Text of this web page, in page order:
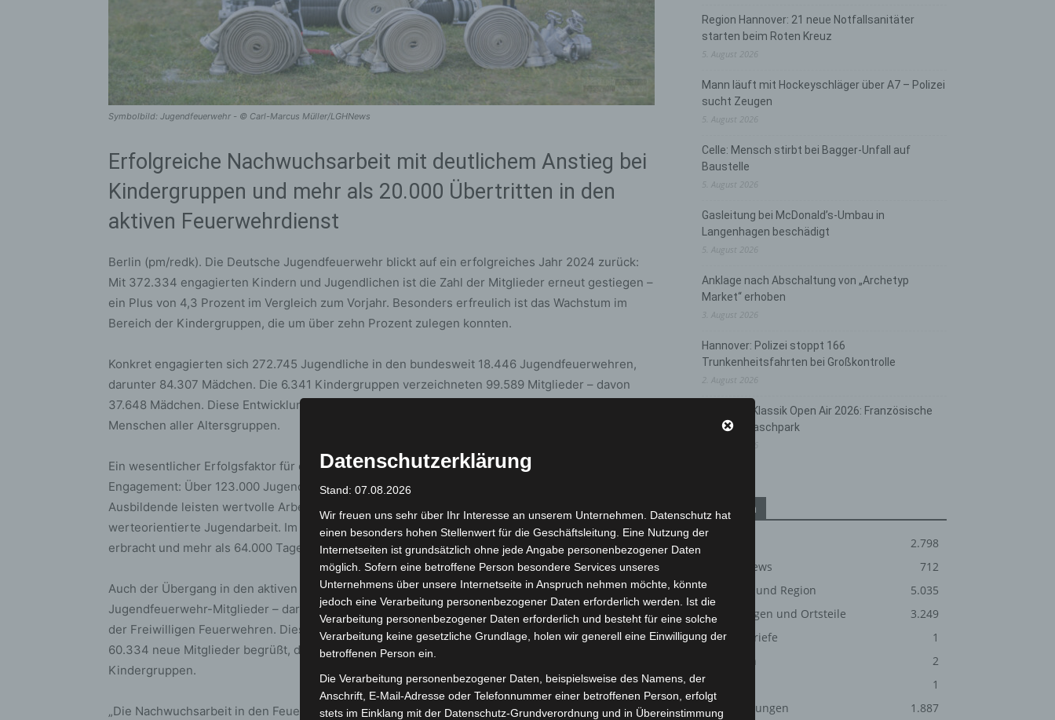
Symbolbild: Jugendfeuerwehr - © Carl-Marcus Müller/LGHNews
Erfolgreiche Nachwuchsarbeit mit deutlichem Anstieg bei
Kindergruppen und mehr als 20.000 Übertritten in den
aktiven Feuerwehrdienst
Berlin (pm/redk). Die Deutsche Jugendfeuerwehr blickt auf ein erfolgreiches Jahr 2024 zurück:
Mit 372.334 engagierten Kindern und Jugendlichen ist die Zahl der Mitglieder erneut gestiegen –
ein Plus von 4,3 Prozent im Vergleich zum Vorjahr. Besonders erfreulich ist das Wachstum im
Bereich der Kindergruppen, die um über zehn Prozent zulegen konnten.
Konkret engagierten sich 272.745 Jugendliche in den bundesweit 18.446 Jugendfeuerwehren,
darunter 84.307 Mädchen. Die 6.341 Kindergruppen verzeichneten 99.589 Mitglieder – davon
37.648 Mädchen. Diese Entwicklung zeigt die hohe Attraktivität der Jugendfeuerwehr für junge
Menschen aller Altersgruppen.
Ein wesentlicher Erfolgsfaktor für diese positive Entwicklung ist das starke ehrenamtliche
Engagement: Über 123.000 Jugendwartinnen und -warte, Gruppenleitungen, Betreuende und
Ausbildende leisten wertvolle Arbeit – gemeinsam sorgen sie für eine moderne, vielfältige und
werteorientierte Jugendarbeit. Im Jahr 2024 wurden über 2 Milliarden Stunden ehrenamtlich
erbracht und mehr als 64.000 Tagesveranstaltungen durchgeführt.
Auch der Übergang in den aktiven Feuerwehrdienst verläuft erfolgreich: 20.996 ehemalige
Jugendfeuerwehr-Mitglieder – darunter 5.663 Mädchen – wechselten 2024 in den Einsatzdienst
der Freiwilligen Feuerwehren. Dies entspricht einem Anstieg von 12,4 Prozent. Insgesamt wurden
60.334 neue Mitglieder begrüßt, davon 48.290 direkte Neueintritte und 12.044 Übertritte aus den
Kindergruppen.
„Die Nachwuchsarbeit in den Feuerwehren ist weit mehr als ein sinnvolles Freizeitangebot – sie
Region Hannover: 21 neue Notfallsanitäter
starten beim Roten Kreuz
5. August 2026
Mann läuft mit Hockeyschläger über A7 – Polizei
sucht Zeugen
5. August 2026
Celle: Mensch stirbt bei Bagger-Unfall auf
Baustelle
5. August 2026
Gasleitung bei McDonald’s-Umbau in
Langenhagen beschädigt
5. August 2026
Anklage nach Abschaltung von „Archetyp
Market“ erhoben
3. August 2026
Hannover: Polizei stoppt 166
Trunkenheitsfahrten bei Großkontrolle
2. August 2026
Hannover Klassik Open Air 2026: Französische
Oper im Maschpark
Kategorien
2.798
Corona-News
712
Hannover und Region
5.035
Langenhagen und Ortsteile
3.249
Leserbriefe
1
Menschen
2
Über uns
1
Veranstaltungen
1.887
Datenschutzerklärung
Stand: 07.08.2026
Wir freuen uns sehr über Ihr Interesse an unserem Unternehmen. Datenschutz hat
einen besonders hohen Stellenwert für die Geschäftsleitung. Eine Nutzung der
Internetseiten ist grundsätzlich ohne jede Angabe personenbezogener Daten
möglich. Sofern eine betroffene Person besondere Services unseres
Unternehmens über unsere Internetseite in Anspruch nehmen möchte, könnte
jedoch eine Verarbeitung personenbezogener Daten erforderlich werden. Ist die
Verarbeitung personenbezogener Daten erforderlich und besteht für eine solche
Verarbeitung keine gesetzliche Grundlage, holen wir generell eine Einwilligung der
betroffenen Person ein.
Die Verarbeitung personenbezogener Daten, beispielsweise des Namens, der
Anschrift, E-Mail-Adresse oder Telefonnummer einer betroffenen Person, erfolgt
stets im Einklang mit der Datenschutz-Grundverordnung und in Übereinstimmung